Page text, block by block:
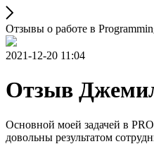
Отзывы о работе в
2021-12-20 11:04
Отзыв
Основной моей задачей в
довольны результатом